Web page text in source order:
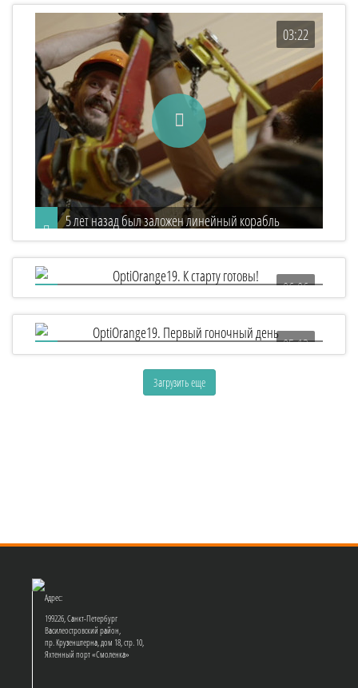
03:22
5 лет назад был заложен линейный корабль
«Полтава»!
06:06
OptiOrange19. К старту готовы!
05:13
OptiOrange19. Первый гоночный день
Загрузить еще
Адрес:
199226, Санкт-Петербург
Василеостровский район,
пр. Крузенштерна, дом 18, стр. 10,
Яхтенный порт «Смоленка»